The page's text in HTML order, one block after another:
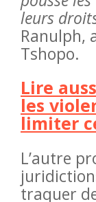
leurs
Ranulph,
Tshopo.
Lire
les
limiter
L’autre
traquer